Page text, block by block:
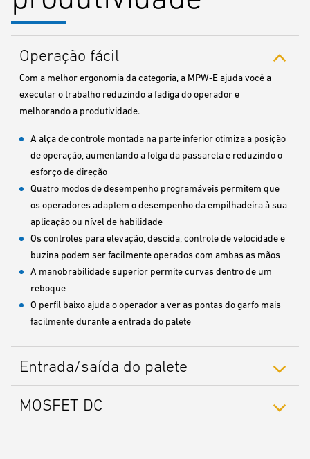
Operação fácil
Com a melhor ergonomia da categoria, a MPW-E ajuda você a
executar o trabalho reduzindo a fadiga do operador e
melhorando a produtividade.
A alça de controle montada na parte inferior otimiza a posição
de operação, aumentando a folga da passarela e reduzindo o
esforço de direção
Quatro modos de desempenho programáveis permitem que
os operadores adaptem o desempenho da empilhadeira à sua
aplicação ou nível de habilidade
Os controles para elevação, descida, controle de velocidade e
buzina podem ser facilmente operados com ambas as mãos
A manobrabilidade superior permite curvas dentro de um
reboque
O perfil baixo ajuda o operador a ver as pontas do garfo mais
facilmente durante a entrada do palete
Entrada/saída do palete
MOSFET DC